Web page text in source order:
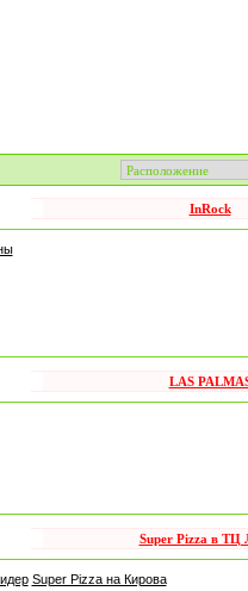
InRock
LAS
Super Pizza в ТЦ
Super Pizza на Кирова